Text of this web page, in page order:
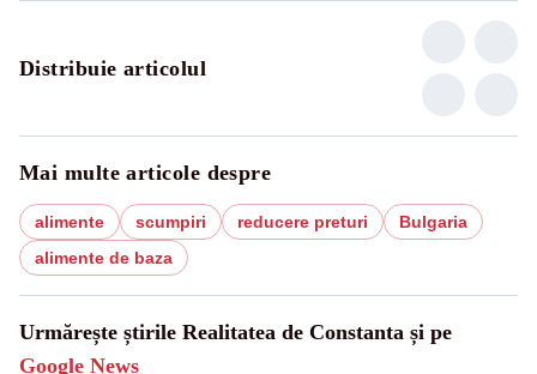
Distribuie articolul
Mai multe articole despre
alimente scumpiri reducere preturi
Bulgaria
alimente de baza
Urmărește știrile Realitatea de Constanta și pe
Google News